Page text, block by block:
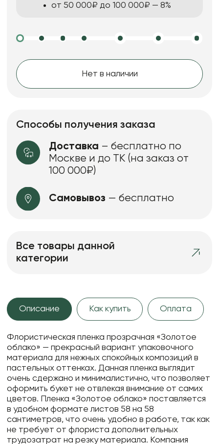
от 50 000₽ до 100 000₽ — 8%
Нет в наличии
Способы получения заказа
Доставка – бесплатно по
Москве и до ТК (на заказ от
100 000₽)
Самовывоз — бесплатно
Все товары данной
категории
Описание Как купить Оплата
Флористическая пленка прозрачная «Золотое
облако» — прекрасный вариант упаковочного
материала для нежных спокойных композиций в
пастельных оттенках. Данная пленка выглядит
очень сдержано и минималистично, что позволяет
оформить букет не отвлекая внимание от самих
цветов. Пленка «Золотое облако» поставляется
в удобном формате листов 58 на 58
сантиметров, что очень удобно в работе, так как
не требует от флориста дополнительных
трудозатрат на резку материала. Компания